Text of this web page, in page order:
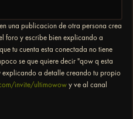
una publicacion de otra persona crea
foro y escribe bien explicando a
tu cuenta esta conectada no tiene
se que quiere decir "qow q esta
explicando a detalle creando tu propio
invite/ultimowow y ve al canal